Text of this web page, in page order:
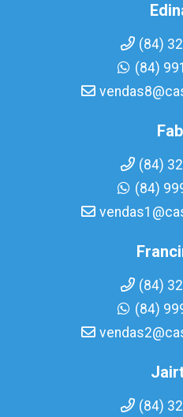
(84)
(84)
(84)
(84)
(84)
(84)
(84)